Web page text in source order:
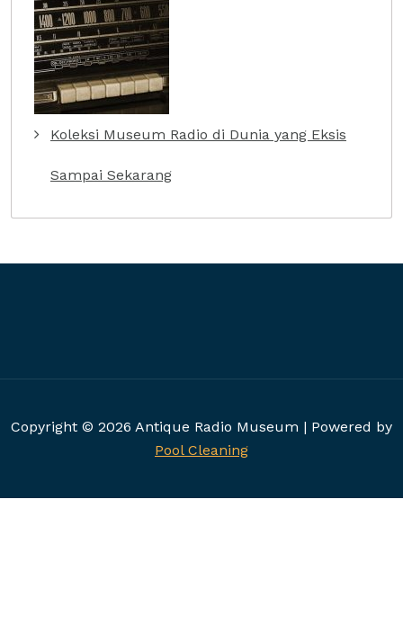
Koleksi Museum Radio di Dunia yang Eksis
Sampai Sekarang
Copyright © 2026 Antique Radio Museum | Powered by
Pool Cleaning